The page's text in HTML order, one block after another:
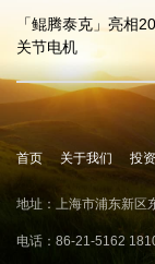
「鲲腾泰克」亮相
关节电机
首页 关于我们 投
地址：上海市浦东新区
电话：86-21-5162